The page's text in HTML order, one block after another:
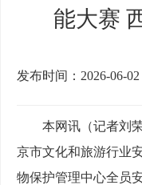
能大赛
发布时间：2026-06-02
本网讯（记者刘
京市文化和旅游行业
物保护管理中心全员